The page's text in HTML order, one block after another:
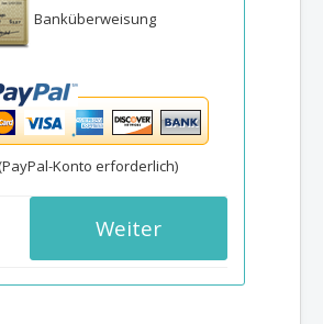
Banküberweisung
Konto erforderlich)
Weiter